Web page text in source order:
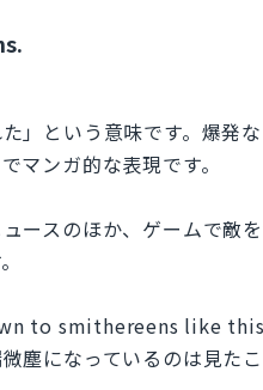
た」という意味です。爆発
マンガ的な表現です。
ースのほか、ゲームで敵
to smithereens like
塵になっているのは見たこ